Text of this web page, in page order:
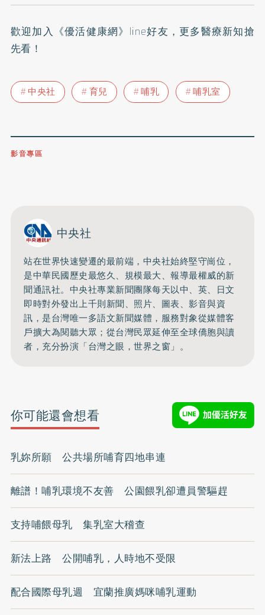
歡迎加入 《優活健康網》line好友 ，更多醫療新知搶
先看！
中央社 育兒 哺乳 哺乳室
影音專區
中央社
站在世界快速變遷的最前端，中央社始終堅守崗位，
是中華民國歷史最悠久、規模最大、報導最權威的新
聞通訊社。中央社專業新聞團隊每天以中、英、日文
即時對外發出上千則新聞、照片、圖表、影音與資
訊，是台灣唯一多語文新聞媒體，服務對象從媒體客
戶擴大為閱聽大眾；從台灣民眾延伸至全球僑胞與讀
者，充分扮演「台灣之眼，世界之窗」。
你可能還會想看
乳妳所願 公共場所哺育四地串連
離譜！哺乳環境不友善 公園餵乳卻遭員警驅趕
支持哺餵母乳 集乳室大稽查
新法上路 公開哺乳，人時地不受限
配合國際母乳週 宜蘭推廣媽咪哺乳運動